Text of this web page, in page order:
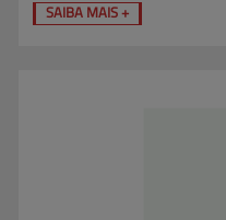
SAIBA MAIS +